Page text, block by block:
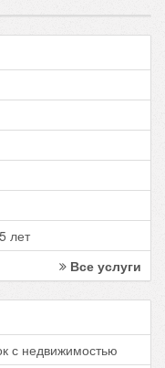
лет
Все услуги
с недвижимостью